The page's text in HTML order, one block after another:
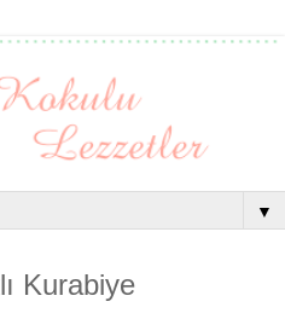
▼
Kurabiye